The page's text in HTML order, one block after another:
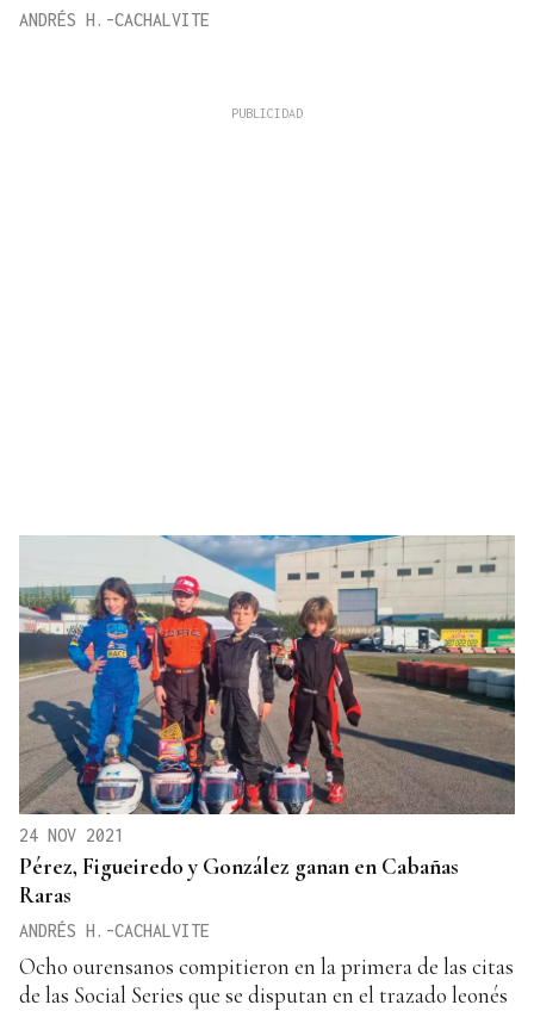
ANDRÉS H.-CACHALVITE
24 NOV 2021
Pérez, Figueiredo y González ganan en Cabañas
Raras
ANDRÉS H.-CACHALVITE
Ocho ourensanos compitieron en la primera de las citas
de las Social Series que se disputan en el trazado leonés